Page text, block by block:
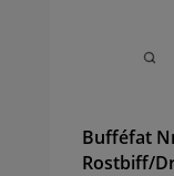
Bufféfat
Rostbiff/